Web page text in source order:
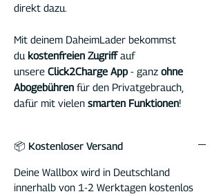
direkt dazu.
Mit deinem DaheimLader bekommst
du kostenfreien Zugriffauf
unsere Click2Charge App - ganz ohne
Abogebühren für den Privatgebrauch,
dafür mit vielen smarten Funktionen!
📦 Kostenloser Versand
Deine Wallbox wird in Deutschland
innerhalb von 1-2 Werktagen kostenlos